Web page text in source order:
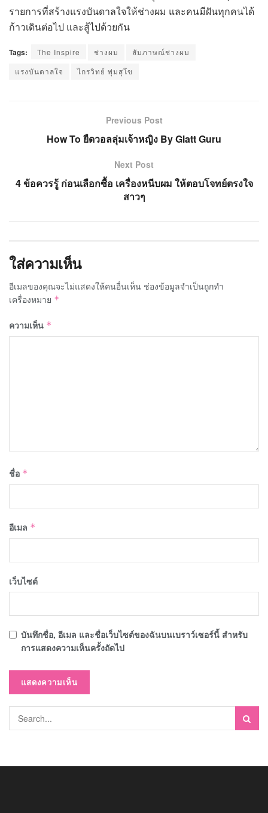
รายการที่สร้างแรงบันดาลใจให้ช่างผม และคนมีฝันทุกคนได้
ก้าวเดินต่อไป และสู้ไปด้วยกัน
Tags: The Inspire ช่างผม
สัมภาษณ์ช่างผม
แรงบันดาลใจ
ไกรวิทย์ พุ่มสุโข
Previous Post
How To ยืดวอลลุ่มเจ้าหญิง By Glatt Guru
Next Post
4 ข้อควรรู้ ก่อนเลือกซื้อ เครื่องหนีบผม ให้ตอบโจทย์ตรงใจ
สาวๆ
ใส่ความเห็น
อีเมลของคุณจะไม่แสดงให้คนอื่นเห็น ช่องข้อมูลจำเป็นถูกทำ
เครื่องหมาย *
ความเห็น *
ชื่อ *
อีเมล *
เว็บไซต์
บันทึกชื่อ, อีเมล และชื่อเว็บไซต์ของฉันบนเบราว์เซอร์นี้ สำหรับ
การแสดงความเห็นครั้งถัดไป